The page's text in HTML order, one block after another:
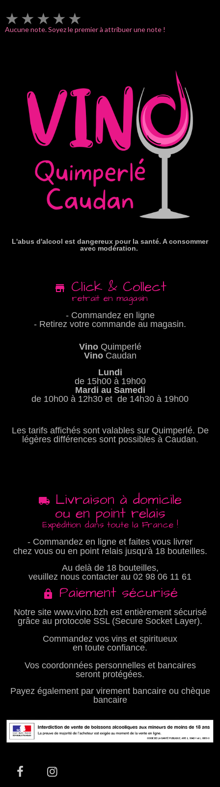
★ ★ ★ ★ ★
Aucune note. Soyez le premier à attribuer une note !
L'abus d'alcool est dangereux pour la santé. A consommer
avec modération.
Click & Collect
retrait en magasin
- Commandez en ligne
- Retirez votre commande au magasin.
VinoQuimperlé
VinoCaudan
Lundi
de 15h00 à 19h00
Mardi au Samedi
de 10h00 à 12h30 et de 14h30 à 19h00
Les tarifs affichés sont valables sur Quimperlé. De
légères différences sont possibles à Caudan.
Livraison à domicile
ou en point relais
Expédition dans toute la France !
- Commandez en ligne et faites vous livrer
chez vous ou en point relais jusqu'à 18 bouteilles.
Au delà de 18 bouteilles,
veuillez nous contacter au 02 98 06 11 61
Paiement sécurisé
Notre site www.vino.bzh est entièrement sécurisé
grâce au protocole SSL (Secure Socket Layer).
Commandez vos vins et spiritueux
en toute confiance.
Vos coordonnées personnelles et bancaires
seront protégées.
Payez également par virement bancaire ou chèque
bancaire